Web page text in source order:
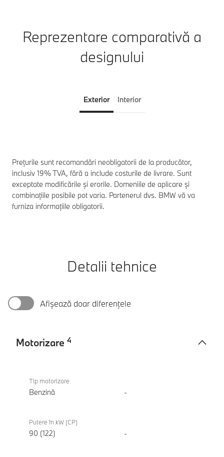
Reprezentare comparativă a
designului
Exterior Interior
Prețurile sunt recomandări neobligatorii de la producător,
inclusiv 19% TVA, fără a include costurile de livrare. Sunt
exceptate modificările și erorile. Domeniile de aplicare și
combinațiile posibile pot varia. Partenerul dvs. BMW vă va
furniza informațiile obligatorii.
Detalii tehnice
Afișează doar diferențele
Motorizare 4
116
Tip motorizare
Benzină -
Putere în kW (CP)
90 (122) -